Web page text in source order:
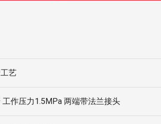
艺
作压力1.5MPa 两端带法兰接头